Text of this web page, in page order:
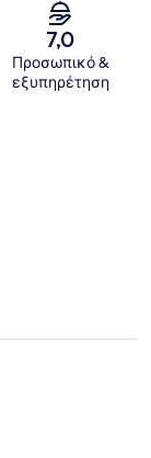
7,0
Προσωπικό &
εξυπηρέτηση